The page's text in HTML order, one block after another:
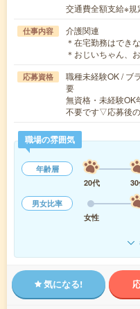
交通費全額支給※規
仕事内容
介護関連
＊在宅勤務はでき
＊おじいちゃん、
応募資格
職種未経験OK / ブ
要
無資格・未経験
不要です▽応募後
職場の雰囲気
年齢層
20代
男女比率
女性
気になる!